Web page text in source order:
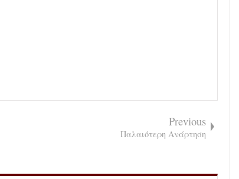
Previous
Παλαιότερη Ανάρτηση